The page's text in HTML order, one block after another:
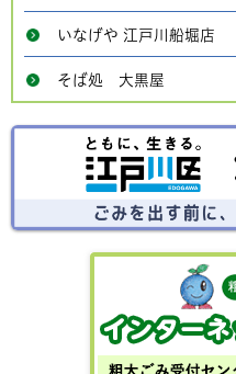
いなげや 江戸川船堀店
そば処 大黒屋